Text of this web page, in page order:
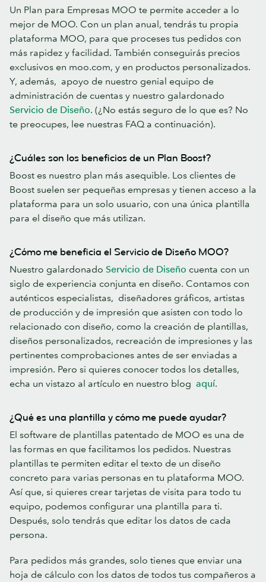
Un Plan para Empresas MOO te permite acceder a lo
mejor de MOO. Con un plan anual, tendrás tu propia
plataforma MOO, para que proceses tus pedidos con
más rapidez y facilidad. También conseguirás precios
exclusivos en moo.com, y en productos personalizados.
Y, además, apoyo de nuestro genial equipo de
administración de cuentas y nuestro galardonado
Servicio de Diseño. (¿No estás seguro de lo que es? No
te preocupes, lee nuestras FAQ a continuación).
¿Cuáles son los beneficios de un Plan Boost?
Boost es nuestro plan más asequible. Los clientes de
Boost suelen ser pequeñas empresas y tienen acceso a la
plataforma para un solo usuario, con una única plantilla
para el diseño que más utilizan.
¿Cómo me beneficia el Servicio de Diseño MOO?
Nuestro galardonado Servicio de Diseño cuenta con un
siglo de experiencia conjunta en diseño. Contamos con
auténticos especialistas, diseñadores gráficos, artistas
de producción y de impresión que asisten con todo lo
relacionado con diseño, como la creación de plantillas,
diseños personalizados, recreación de impresiones y las
pertinentes comprobaciones antes de ser enviadas a
impresión. Pero si quieres conocer todos los detalles,
echa un vistazo al artículo en nuestro blog aquí.
¿Qué es una plantilla y cómo me puede ayudar?
El software de plantillas patentado de MOO es una de
las formas en que facilitamos los pedidos. Nuestras
plantillas te permiten editar el texto de un diseño
concreto para varias personas en tu plataforma MOO.
Así que, si quieres crear tarjetas de visita para todo tu
equipo, podemos configurar una plantilla para ti.
Después, solo tendrás que editar los datos de cada
persona.
Para pedidos más grandes, solo tienes que enviar una
hoja de cálculo con los datos de todos tus compañeros a